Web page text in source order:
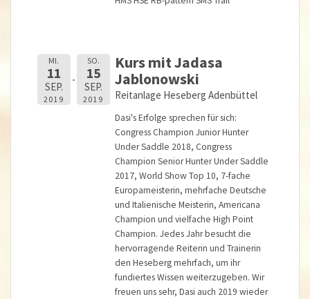
MI.
11
SEP.
2019
SO.
15
SEP.
2019
Kurs mit Jadasa
Jablonowski
Reitanlage Heseberg Adenbüttel
Dasi's Erfolge sprechen für sich:
Congress Champion Junior Hunter
Under Saddle 2018, Congress
Champion Senior Hunter Under Saddle
2017, World Show Top 10, 7-fache
Europameisterin, mehrfache Deutsche
und Italienische Meisterin, Americana
Champion und vielfache High Point
Champion. Jedes Jahr besucht die
hervorragende Reiterin und Trainerin
den Heseberg mehrfach, um ihr
fundiertes Wissen weiterzugeben. Wir
freuen uns sehr, Dasi auch 2019 wieder